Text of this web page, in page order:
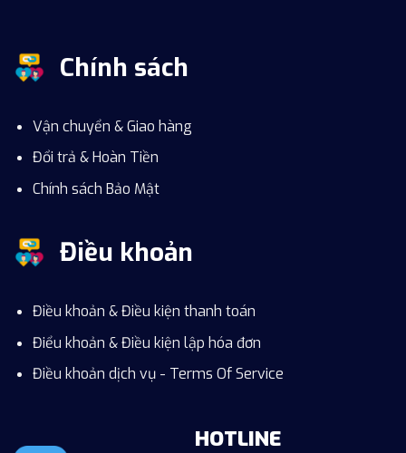
Chính sách
Vận chuyển & Giao hàng
Đổi trả & Hoàn Tiền
Chính sách Bảo Mật
Điều khoản
Điều khoản & Điều kiện thanh toán
Điểu khoản & Điều kiện lập hóa đơn
Điều khoản dịch vụ - Terms Of Service
HOTLINE